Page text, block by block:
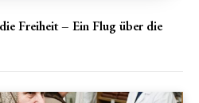
Freiheit – Ein Flug über die